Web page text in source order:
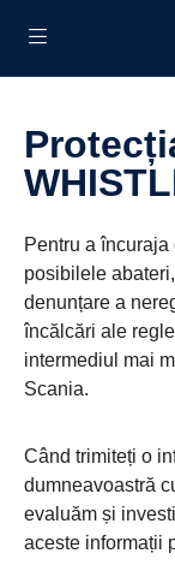
Protecția datelor pentru
Pentru a
posibilele
denunțare a
încălcări ale
intermediul mai
Scania.
Când trimiteți o
dumneavoastră
evaluăm și
aceste informații